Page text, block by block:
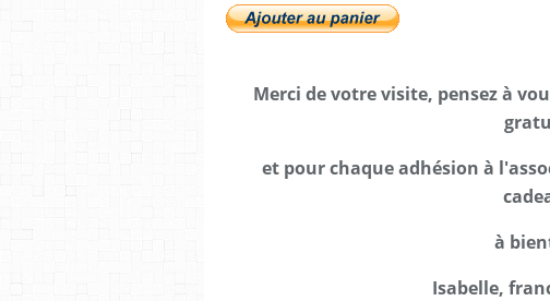
Merci de votre visite, pensez à
et pour chaque adhésion à
à
Isabelle,